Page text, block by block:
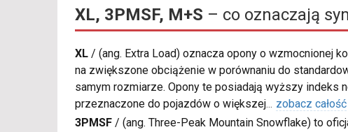
XL, 3PMSF, M+S – co oznaczają
XL / (ang. Extra Load) oznacza opony o wzmocnionej
na zwiększone obciążenie w porównaniu do
samym rozmiarze. Opony te posiadają wyższy indeks
przeznaczone do pojazdów o większej... zobacz całość
3PMSF / (ang. Three-Peak Mountain Snowflake) to